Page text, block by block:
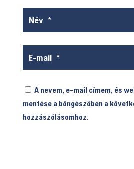
A nevem, e-mail címem, és
mentése a böngészőben a
hozzászólásomhoz.